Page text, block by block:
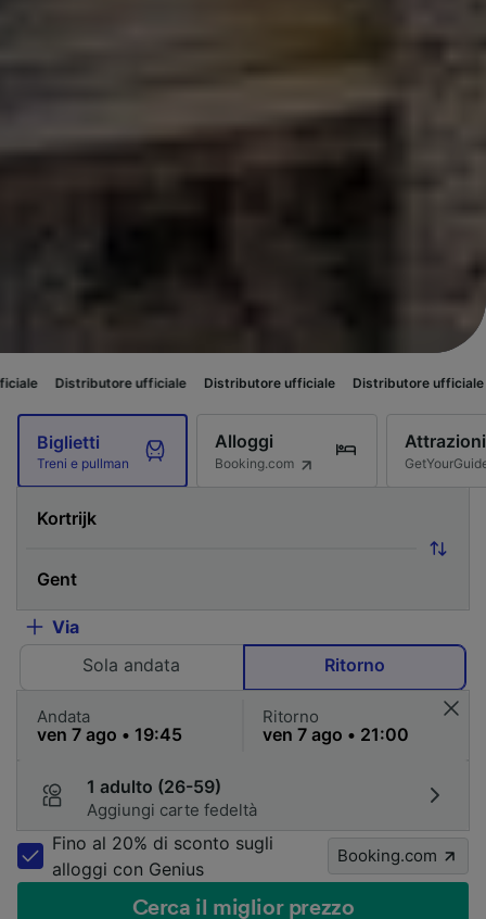
ufficiale Distributore ufficiale Distributore ufficiale Distributore
Biglietti
Treni e pullman
Alloggi
Booking.com
Attrazioni
Via
Sola andata
Ritorno
Andata Ritorno
1 adulto (26-59)
Aggiungi carte fedeltà
Fino al 20% di sconto sugli
alloggi con Genius
Booking.com
Cerca il miglior prezzo